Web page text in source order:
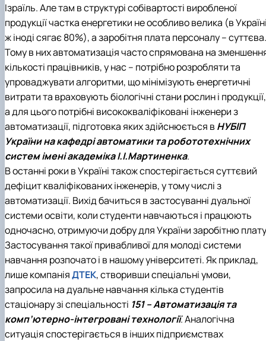
Ізраїль. Але там в структурі собівартості виробленої
продукції частка енергетики не особливо велика (в
ж іноді сягає 80%), а заробітня плата персоналу – суттєва.
Тому в них автоматизація часто спрямована на
кількості працівників, у нас – потрібно розробляти та
упроваджувати алгоритми, що мінімізують енергетичні
витрати та враховують біологічні стани рослин і продукції,
а для цього потрібні висококваліфіковані інженери з
автоматизації, підготовка яких здійснюється в НУБІП
України на кафедрі автоматики та робототехнічних
систем імені академіка І.І.Мартиненка.
В останні роки в Україні також спостерігається суттєвий
дефіцит кваліфікованих інженерів, у тому числі з
автоматизації. Вихід бачиться в застосуванні дуальної
системи освіти, коли студенти навчаються і працюють
одночасно, отримуючи добру для України заробітню
Застосування такої привабливої для молоді системи
навчання розпочато і в нашому університеті. Як приклад,
лише компаніяДТЕК, створивши спеціальні умови,
запросила на дуальне навчання кілька студентів
стаціонару зі спеціальності 151 – Автоматизація та
комп’ютерно-інтегровані технології. Аналогічна
ситуація спостерігається в інших підприємствах